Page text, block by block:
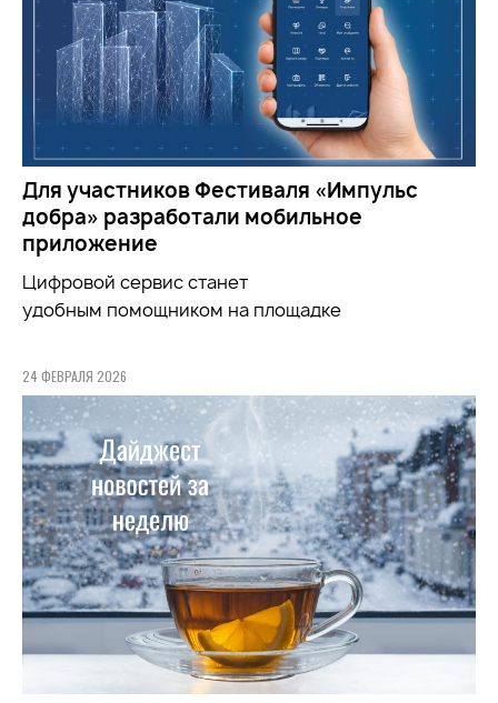
Для участников Фестиваля «Импульс
добра» разработали мобильное
приложение
Цифровой сервис станет
удобным помощником на площадке
24 ФЕВРАЛЯ 2026